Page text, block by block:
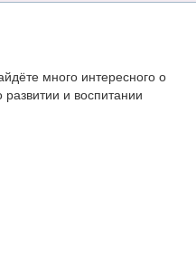
много интересного о
и воспитании